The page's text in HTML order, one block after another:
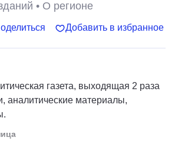
• О регионе
Добавить в избранное
газета, выходящая 2 раза
аналитические материалы,